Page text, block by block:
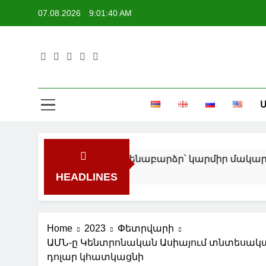
07.08.2026 9:01:41 AM
HEADLINES
վտանգի ամենաբարձր՝ կարմիր
Home 2023
Փետրվարի
ԱՄՆ-ը Կենտրոնական Ասիայում
դոլար կհատկացնի